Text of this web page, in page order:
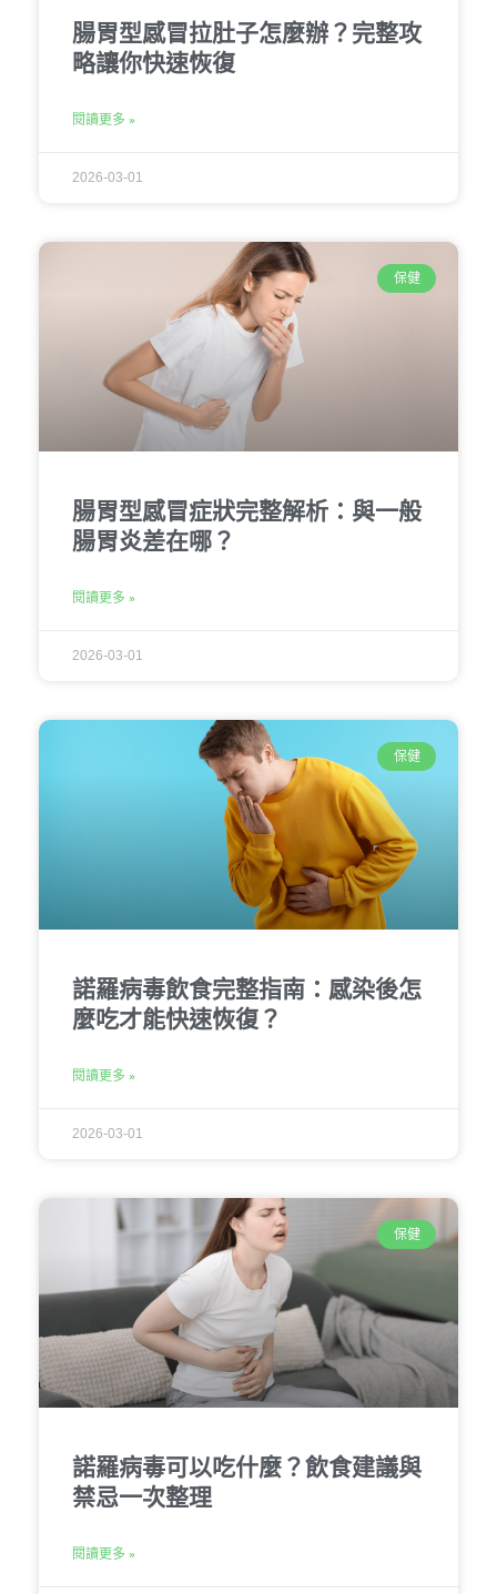
腸胃型感冒拉肚子怎麼辦？完整攻
略讓你快速恢復
閱讀更多 »
2026-03-01
保健
腸胃型感冒症狀完整解析：與一般
腸胃炎差在哪？
閱讀更多 »
2026-03-01
保健
諾羅病毒飲食完整指南：感染後怎
麼吃才能快速恢復？
閱讀更多 »
2026-03-01
保健
諾羅病毒可以吃什麼？飲食建議與
禁忌一次整理
閱讀更多 »